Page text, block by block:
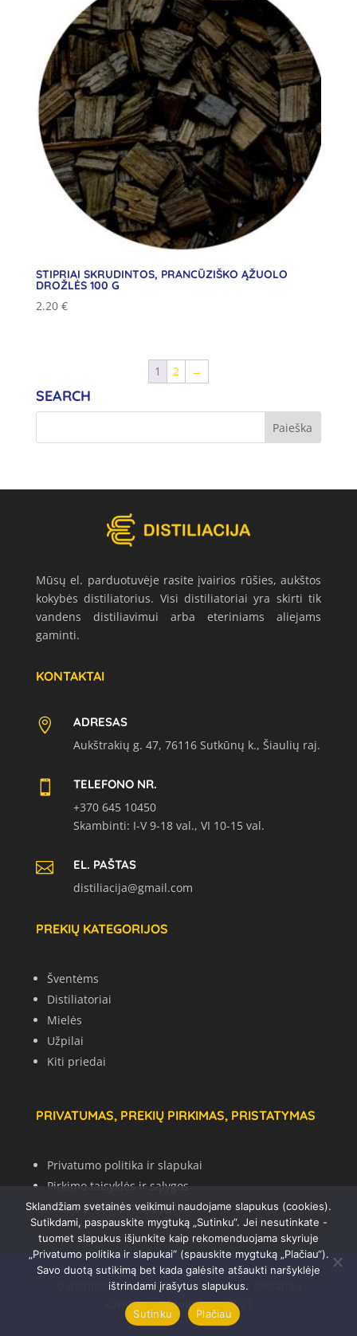
STIPRIAI SKRUDINTOS, PRANCŪZIŠKO ĄŽUOLO
DROŽLĖS 100 G
2.20 €
1 2 →
SEARCH
Mūsų el. parduotuvėje rasite įvairios rūšies, aukštos
kokybės distiliatorius. Visi distiliatoriai yra skirti tik
vandens distiliavimui arba eteriniams aliejams
gaminti.
KONTAKTAI

ADRESAS
Aukštrakių g. 47, 76116 Sutkūnų k., Šiaulių raj.

TELEFONO NR.
+370 645 10450
Skambinti: I-V 9-18 val., VI 10-15 val.

EL. PAŠTAS
distiliacija@gmail.com
PREKIŲ KATEGORIJOS
Šventėms
Distiliatoriai
Mielės
Užpilai
Kiti priedai
PRIVATUMAS, PREKIŲ PIRKIMAS, PRISTATYMAS
Privatumo politika ir slapukai
Pirkimo taisyklės ir sąlygos
Prekių pristatymo sąlygos
© distiliacija.lt 2021 | © Internetinių svetainių
kūrimas –Dipolis.com2021
Sklandžiam svetainės veikimui naudojame slapukus (cookies).
Sutikdami, paspauskite mygtuką „Sutinku“. Jei nesutinkate -
tuomet slapukus išjunkite kaip rekomenduojama skyriuje
„Privatumo politika ir slapukai“ (spauskite mygtuką „Plačiau“).
Savo duotą sutikimą bet kada galėsite atšaukti naršyklėje
ištrindami įrašytus slapukus.
Sutinku Plačiau